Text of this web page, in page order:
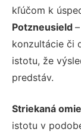
kľúčom k
Potzneusield
konzultácie či
istotu, že
predstáv.
Striekaná
istotu v